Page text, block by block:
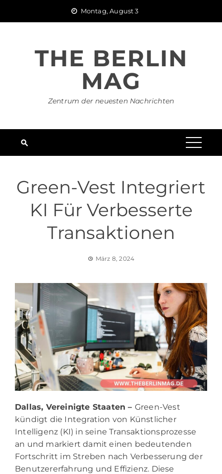
Montag, August 3
THE BERLIN
MAG
Zentrum der neuesten Nachrichten
Green-Vest Integriert
KI Für Verbesserte
Transaktionen
März 8, 2024
Dallas, Vereinigte Staaten – Green-Vest
kündigt die Integration von Künstlicher
Intelligenz (KI) in seine Transaktionsprozesse
an und markiert damit einen bedeutenden
Fortschritt im Streben nach Verbesserung der
Benutzererfahrung und Effizienz. Diese